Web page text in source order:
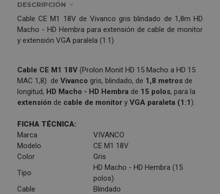
DESCRIPCIÓN
Cable CE M1 18V de Vivanco gris blindado de 1,8m HD
Macho - HD Hembra para extensión de cable de monitor
y extensión VGA paralela (1:1)
Cable CE M1 18V (Prolon Monit HD 15 Macho a HD 15
MAC 1,8) de Vivanco gris, blindado, de 1,8 metros de
longitud, HD Macho - HD Hembra de 15 polos, para la
extensión de cable de monitor y VGA paraleta (1:1).
FICHA TÉCNICA:
Marca
VIVANCO
Modelo
CE M1 18V
Color
Gris
Tipo
HD Macho - HD Hembra (15
polos)
Cable
Blindado